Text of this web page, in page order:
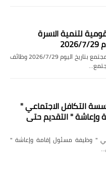
لتنمية الاسرة
وظائف المؤسسة القومية لتنمية الاسرة والمجتمع بتاريخ اليوم 2026/7/29 وظائف
التكافل الاجتماعي "
" التقديم حتى
" وظيفة مسئول إقامة وإعاشة "